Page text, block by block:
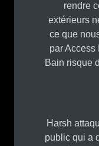
rendre
extérieurs
ce que
par Access
Bain risque
Harsh
public qui a